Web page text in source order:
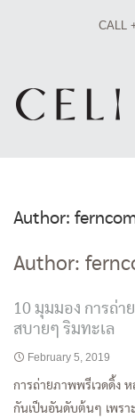
CALL
Author:
Author:
10 มุมมอง การถ่า
สบายๆ ริมทะเล
February 5, 2019
การถ่ายภาพพรีเวดดิ้ง
กันเป็นอันดับต้นๆ เพรา